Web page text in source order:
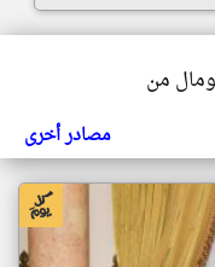
من
مصادر أخرى